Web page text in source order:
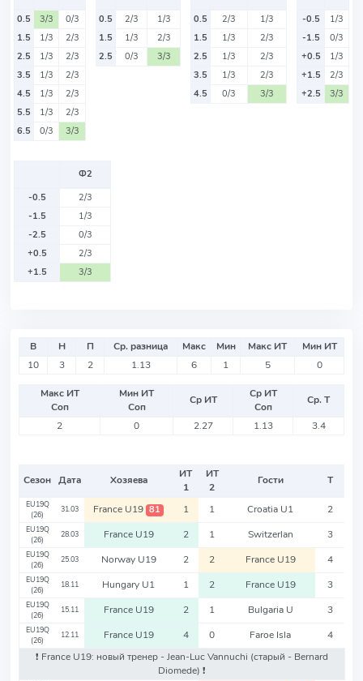
0.5
3/3
0/3
1.5
1/3
2/3
2.5
1/3
2/3
3.5
1/3
2/3
4.5
1/3
2/3
5.5
1/3
2/3
6.5
0/3 3/3
0.5
2/3
1/3
1.5
1/3
2/3
2.5
0/3 3/3
0.5
2/3
1/3
1.5
1/3
2/3
2.5
1/3
2/3
3.5
1/3
2/3
4.5
0/3 3/3
-0.5
1/3
-1.5
0/3
+0.5
1/3
+1.5
2/3
+2.5
3/3
Ф2
-0.5
2/3
-1.5
1/3
-2.5
0/3
+0.5
2/3
+1.5
3/3
В Н П Ср. разница Макс Мин Макс ИТ
Мин ИТ
10
3 2 1.13 6 1 5 0
Макс ИТ
Соп
Мин ИТ
Соп
Ср ИТ
Ср ИТ
Соп
Ср. Т
2
0 2.27 1.13 3.4
Сезон Дата Хозяева
ИТ
1
ИТ
2
Гости Т
EU19Q
(26)
31.03 France U19 81 1 1 Croatia U1 2
EU19Q
(26)
28.03 France U19 2 1 Switzerlan 3
EU19Q
(26)
25.03 Norway U19 2 2 France U19 4
EU19Q
(26)
18.11 Hungary U1 1 2 France U19 3
EU19Q
(26)
15.11 France U19 2 1 Bulgaria U 3
EU19Q
(26)
12.11 France U19 4 0 Faroe Isla
4
❗️ France U19: новый тренер - Jean-Luc Vannuchi (старый - Bernard
Diomede) ❗️